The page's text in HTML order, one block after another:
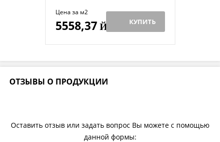
Цена за м2
5558,37Й КУПИТЬ
ОТЗЫВЫ О ПРОДУКЦИИ
Оставить отзыв или задать вопрос Вы можете с помощью
данной формы: